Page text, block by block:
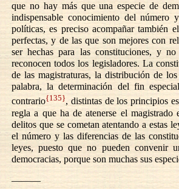
que no hay más que una especie de
indispensable conocimiento del número
políticas, es preciso acompañar también
perfectas, y de las que son mejores con
ser hechas para las constituciones, y
reconocen todos los legisladores. La
de las magistraturas, la distribución de
palabra, la determinación del fin
contrario{135}, distintas de los principios
regla a que ha de atenerse el
delitos que se cometan atentando a estas
el número y las diferencias de las
leyes, puesto que no pueden convenir
democracias, porque son muchas sus
———